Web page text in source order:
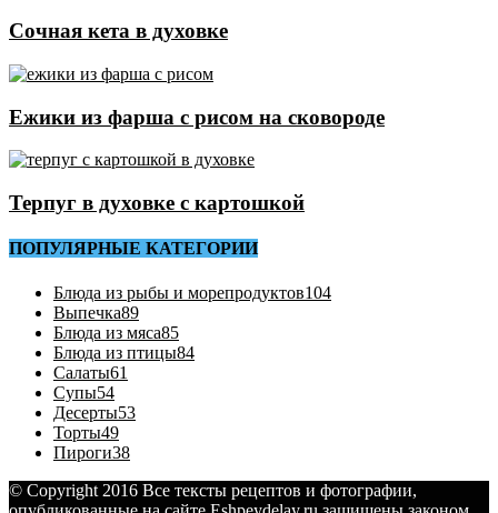
Сочная кета в духовке
Ежики из фарша с рисом на сковороде
Терпуг в духовке с картошкой
ПОПУЛЯРНЫЕ КАТЕГОРИИ
Блюда из рыбы и морепродуктов104
Выпечка89
Блюда из мяса85
Блюда из птицы84
Салаты61
Супы54
Десерты53
Торты49
Пироги38
© Copyright 2016 Все тексты рецептов и фотографии,